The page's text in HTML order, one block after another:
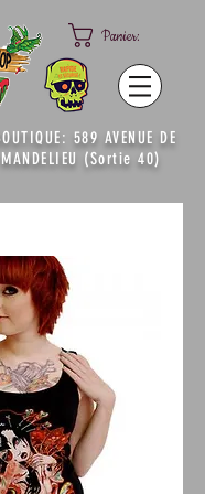
Panier:
589 AVENUE DE
(Sortie 40)